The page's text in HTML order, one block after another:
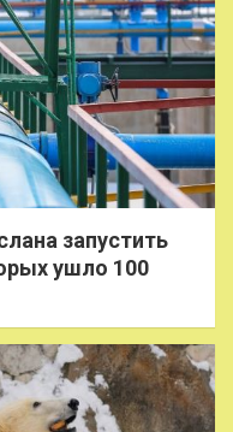
запустить
ушло 100